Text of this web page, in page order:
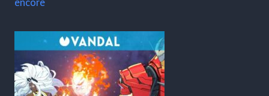
encore